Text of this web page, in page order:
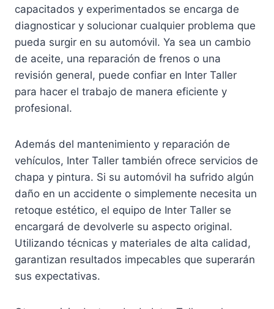
capacitados y experimentados se encarga de
diagnosticar y solucionar cualquier problema que
pueda surgir en su automóvil. Ya sea un cambio
de aceite, una reparación de frenos o una
revisión general, puede confiar en Inter Taller
para hacer el trabajo de manera eficiente y
profesional.
Además del mantenimiento y reparación de
vehículos, Inter Taller también ofrece servicios de
chapa y pintura. Si su automóvil ha sufrido algún
daño en un accidente o simplemente necesita un
retoque estético, el equipo de Inter Taller se
encargará de devolverle su aspecto original.
Utilizando técnicas y materiales de alta calidad,
garantizan resultados impecables que superarán
sus expectativas.